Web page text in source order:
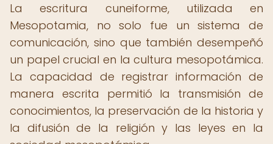
La escritura cuneiforme, utilizada en
Mesopotamia, no solo fue un sistema de
comunicación, sino que también desempeñó
un papel crucial en la cultura mesopotámica.
La capacidad de registrar información de
manera escrita permitió la transmisión de
conocimientos, la preservación de la historia y
la difusión de la religión y las leyes en la